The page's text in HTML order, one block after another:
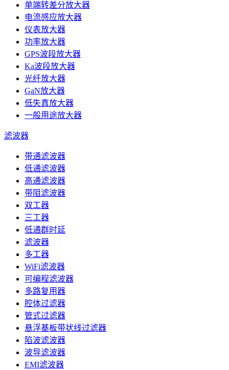
单端转差分放大器
电流感应放大器
仪表放大器
功率放大器
GPS波段放大器
Ka波段放大器
光纤放大器
GaN放大器
低失真放大器
一般用途放大器
滤波器
带通滤波器
低通滤波器
高通滤波器
带阻滤波器
双工器
三工器
低通群时延
滤波器
多工器
WiFi滤波器
可编程滤波器
多路复用器
腔体过滤器
管式过滤器
悬浮基板带状线过滤器
陷波滤波器
波导滤波器
EMI滤波器